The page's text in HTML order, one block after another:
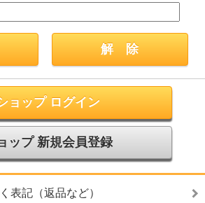
ョップ ログイン
ップ 新規会員登録
表記（返品など）